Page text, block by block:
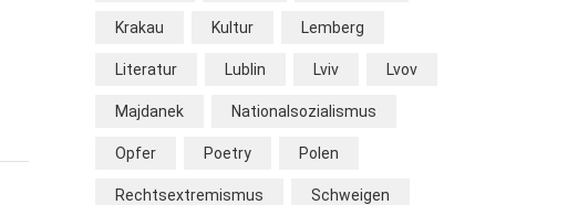
Krakau Kultur Lemberg
Literatur Lublin Lviv Lvov
Majdanek Nationalsozialismus
Opfer Poetry Polen
Rechtsextremismus Schweigen